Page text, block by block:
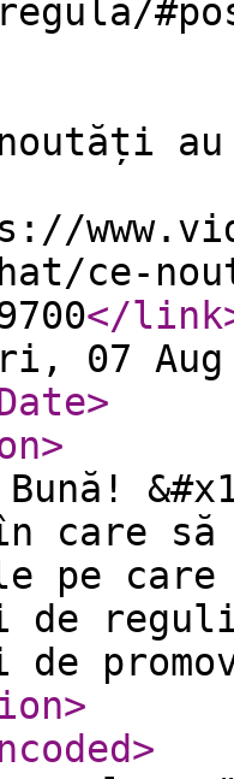
noutăți
ce-
</link
07 Aug
>
>
Bună!
care să
pe
de
de
>
>